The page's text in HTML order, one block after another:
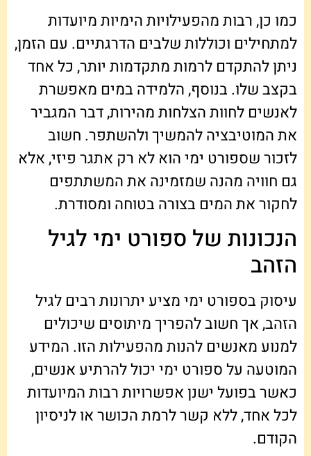
כמו כן, רבות מהפעילויות הימיות מיועדות
למתחילים וכוללות שלבים הדרגתיים. עם הזמן,
ניתן להתקדם לרמות מתקדמות יותר, כל אחד
בקצב שלו. בנוסף, הלמידה במים מאפשרת
לאנשים לחוות הצלחות מהירות, דבר המגביר
את המוטיבציה להמשיך ולהשתפר. חשוב
לזכור שספורט ימי הוא לא רק אתגר פיזי, אלא
גם חוויה מהנה שמזמינה את המשתתפים
לחקור את המים בצורה בטוחה ומסודרת.
הנכונות של ספורט ימי לגיל
הזהב
עיסוק בספורט ימי מציע יתרונות רבים לגיל
הזהב, אך חשוב להפריך מיתוסים שיכולים
למנוע מאנשים להנות מהפעילות הזו. המידע
המוטעה על ספורט ימי יכול להרתיע אנשים,
כאשר בפועל ישנן אפשרויות רבות המיועדות
לכל אחד, ללא קשר לרמת הכושר או לניסיון
הקודם.